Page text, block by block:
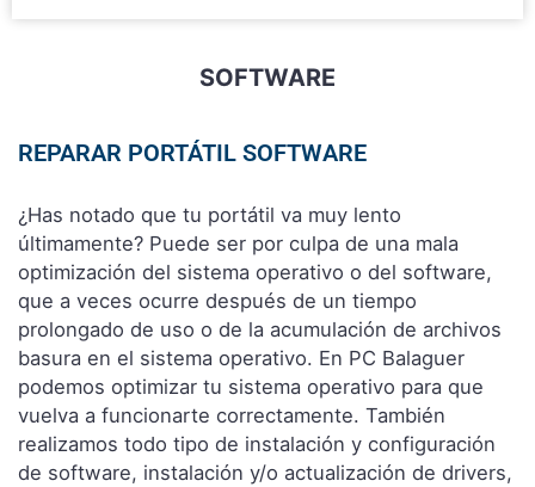
SOFTWARE
REPARAR PORTÁTIL SOFTWARE
¿Has notado que tu portátil va muy lento
últimamente? Puede ser por culpa de una mala
optimización del sistema operativo o del software,
que a veces ocurre después de un tiempo
prolongado de uso o de la acumulación de archivos
basura en el sistema operativo. En PC Balaguer
podemos optimizar tu sistema operativo para que
vuelva a funcionarte correctamente. También
realizamos todo tipo de instalación y configuración
de software, instalación y/o actualización de drivers,